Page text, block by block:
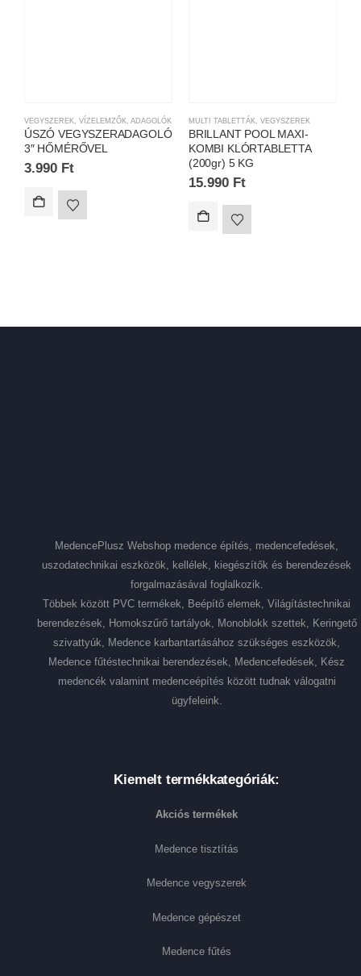
VEGYSZEREK, VÍZELEMZŐK, ADAGOLÓK
ÚSZÓ VEGYSZERADAGOLÓ
3″ HŐMÉRŐVEL
3.990 Ft
MULTI TABLETTÁK, VEGYSZEREK
BRILLANT POOL MAXI-
KOMBI KLÓRTABLETTA
(200gr) 5 KG
15.990 Ft
MedencePlusz Webshop medence építés, medencefedések,
uszodatechnikai eszközök, kellélek, kiegészítők és berendezések
forgalmazásával foglalkozik.
Többek között PVC termékek, Beépítő elemek, Világítástechnikai
berendezések, Homokszűrő tartályok, Monoblokk szettek, Keringető
szivattyúk, Medence karbantartásához szükséges eszközök,
Medence fűtéstechnikai berendezések, Medencefedések, Kész
medencék valamint medenceépítés között tudnak válogatni
ügyfeleink.
Kiemelt termékkategóriák:
Akciós termékek
Medence tisztítás
Medence vegyszerek
Medence gépészet
Medence fűtés